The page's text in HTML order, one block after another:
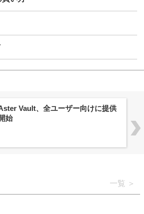
Vault、全ユーザー向けに提供
始
一覧